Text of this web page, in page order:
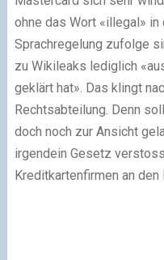
ohne das Wort «illegal» in
Sprachregelung zufolge
zu Wikileaks lediglich
geklärt hat». Das klingt
Rechtsabteilung. Denn
doch noch zur Ansicht
irgendein Gesetz
Kreditkartenfirmen an den